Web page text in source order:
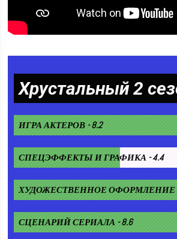
Хрустальный 2
ИГРА АКТЕРОВ - 8.2
СПЕЦЭФФЕКТЫ И ГРАФИКА - 4.4
ХУДОЖЕСТВЕННОЕ ОФОРМЛЕНИЕ -
СЦЕНАРИЙ СЕРИАЛА - 8.6